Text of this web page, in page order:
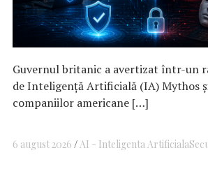
Guvernul britanic a avertizat într-un
de Inteligenţă Artificială (IA) Mythos
companiilor americane […]
6 august 2026 AI - Inteligenta Artificiala